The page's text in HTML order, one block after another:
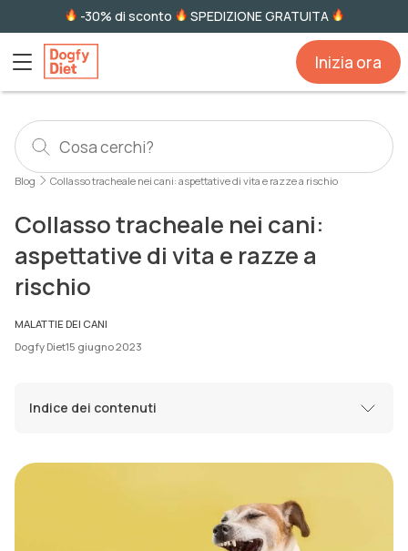
-30% di sconto SPEDIZIONE GRATUITA
Inizia ora
Blog Collasso tracheale nei cani: aspettative di vita e razze a rischio
Collasso tracheale nei cani:
aspettative di vita e razze a
rischio
MALATTIE DEI CANI
Dogfy Diet15 giugno 2023
Indice dei contenuti